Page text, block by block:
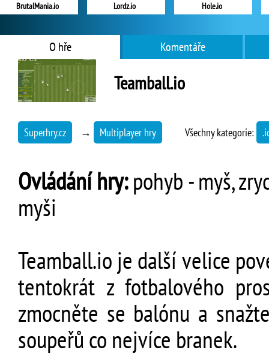
BrutalMania.io Lordz.io Hole.io
O hře Komentáře
Teamball.io
Superhry.cz → Multiplayer hry Všechny kategorie:
Ovládání hry:pohyb - myš,
myši
Teamball.io je další velice
tentokrát z fotbalového
zmocněte se balónu a
soupeřů co nejvíce branek.